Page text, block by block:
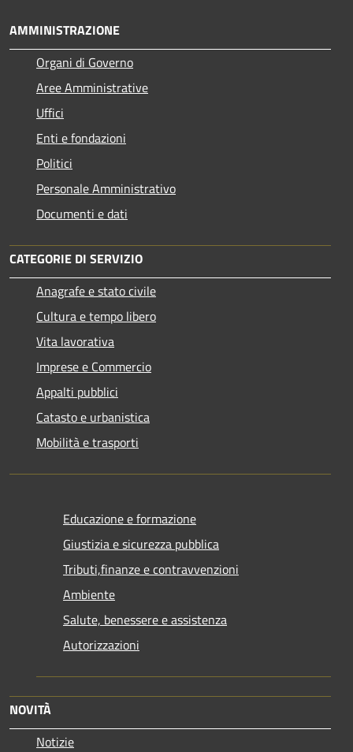
AMMINISTRAZIONE
Organi di Governo
Aree Amministrative
Uffici
Enti e fondazioni
Politici
Personale Amministrativo
Documenti e dati
CATEGORIE DI SERVIZIO
Anagrafe e stato civile
Cultura e tempo libero
Vita lavorativa
Imprese e Commercio
Appalti pubblici
Catasto e urbanistica
Mobilità e trasporti
Educazione e formazione
Giustizia e sicurezza pubblica
Tributi,finanze e contravvenzioni
Ambiente
Salute, benessere e assistenza
Autorizzazioni
NOVITÀ
Notizie